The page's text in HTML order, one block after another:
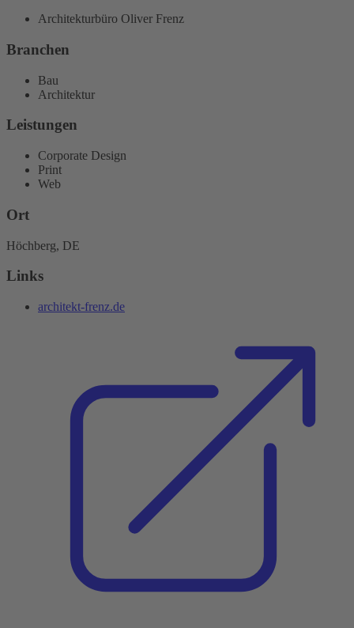
Architekturbüro Oliver Frenz
Branchen
Bau
Architektur
Leistungen
Corporate Design
Print
Web
Ort
Höchberg, DE
Links
architekt-frenz.de